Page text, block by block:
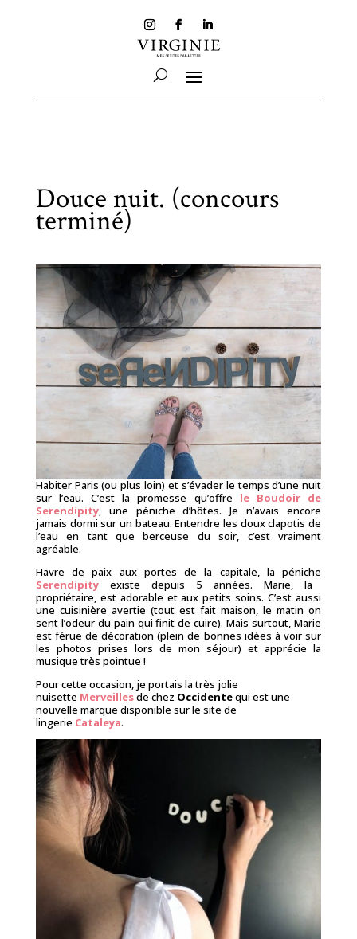
Douce nuit. (concours
terminé)
Habiter Paris (ou plus loin) et s’évader le temps d’une nuit
sur l’eau. C’est la promesse qu’offre le Boudoir de
Serendipity, une péniche d’hôtes. Je n’avais encore
jamais dormi sur un bateau. Entendre les doux clapotis de
l’eau en tant que berceuse du soir, c’est vraiment
agréable.
Havre de paix aux portes de la capitale, la péniche
Serendipityexiste depuis 5 années. Marie, la
propriétaire, est adorable et aux petits soins. C’est aussi
une cuisinière avertie (tout est fait maison, le matin on
sent l’odeur du pain qui finit de cuire). Mais surtout, Marie
est férue de décoration (plein de bonnes idées à voir sur
les photos prises lors de mon séjour) et apprécie la
musique très pointue !
Pour cette occasion, je portais la très jolie
nuisette Merveillesde chez Occidentequi est une
nouvelle marque disponible sur le site de
lingerie Cataleya.